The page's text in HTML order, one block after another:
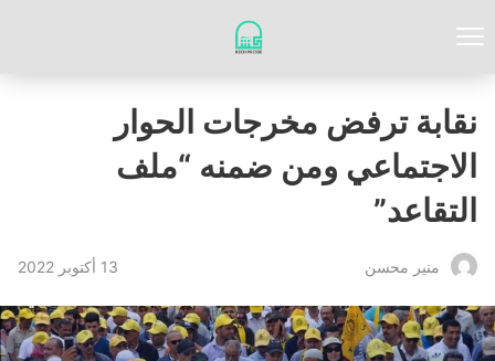
نقابة ترفض مخرجات الحوار
الاجتماعي ومن ضمنه “ملف
التقاعد”
منير محسن 13 أكتوبر 2022